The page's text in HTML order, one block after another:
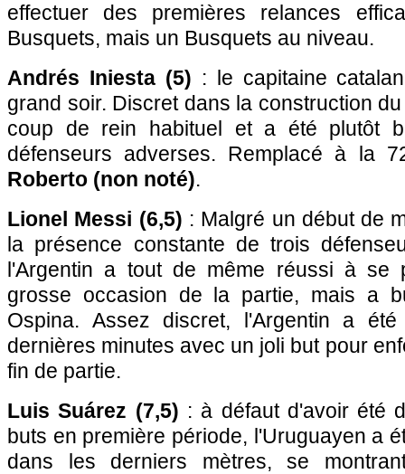
effectuer des premières relances
Busquets, mais un Busquets au niveau.
Andrés Iniesta (5) : le capitaine
grand soir. Discret dans la construction
coup de rein habituel et a été plutôt
défenseurs adverses. Remplacé à la
Roberto (non noté).
Lionel Messi (6,5) : Malgré un début de
la présence constante de trois
l'Argentin a tout de même réussi à se
grosse occasion de la partie, mais a
Ospina. Assez discret, l'Argentin a
dernières minutes avec un joli but pour
fin de partie.
Luis Suárez (7,5) : à défaut d'avoir été
buts en première période, l'Uruguayen a
dans les derniers mètres, se